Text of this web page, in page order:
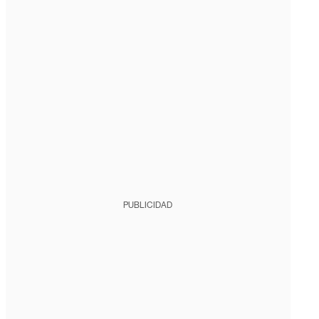
PUBLICIDAD